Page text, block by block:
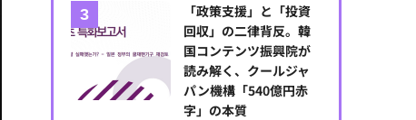
「政策支援」と「投資
回収」の二律背反。韓
国コンテンツ振興院が
読み解く、クールジャ
パン機構「540億円赤
字」の本質